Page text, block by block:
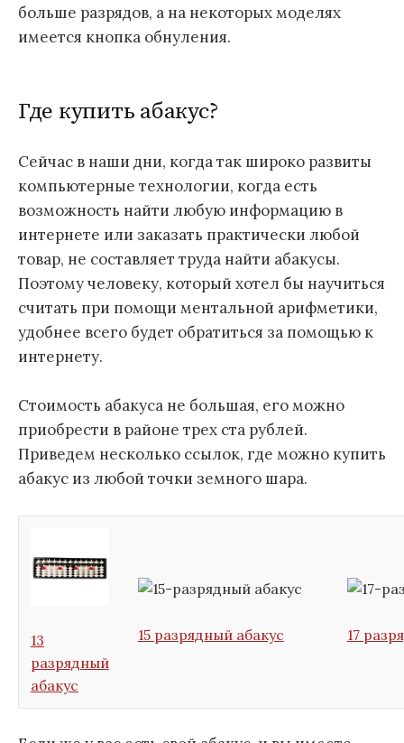
больше разрядов, а на некоторых моделях
имеется кнопка обнуления.
Где купить абакус?
Сейчас в наши дни, когда так широко развиты
компьютерные технологии, когда есть
возможность найти любую информацию в
интернете или заказать практически любой
товар, не составляет труда найти абакусы.
Поэтому человеку, который хотел бы научиться
считать при помощи ментальной арифметики,
удобнее всего будет обратиться за помощью к
интернету.
Стоимость абакуса не большая, его можно
приобрести в районе трех ста рублей.
Приведем несколько ссылок, где можно купить
абакус из любой точки земного шара.
13
разрядный
абакус
15 разрядный абакус 17